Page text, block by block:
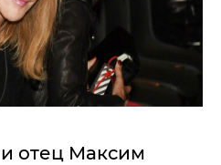
отец Максим